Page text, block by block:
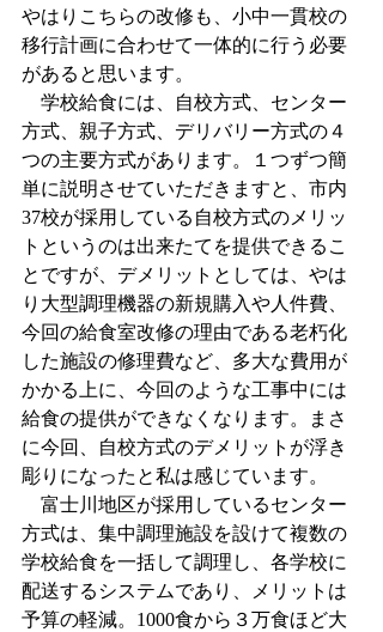
やはりこちらの改修も、小中一貫校の
移行計画に合わせて一体的に行う必要
があると思います。
学校給食には、自校方式、センター
方式、親子方式、デリバリー方式の４
つの主要方式があります。１つずつ簡
単に説明させていただきますと、市内
37校が採用している自校方式のメリッ
トというのは出来たてを提供できるこ
とですが、デメリットとしては、やは
り大型調理機器の新規購入や人件費、
今回の給食室改修の理由である老朽化
した施設の修理費など、多大な費用が
かかる上に、今回のような工事中には
給食の提供ができなくなります。まさ
に今回、自校方式のデメリットが浮き
彫りになったと私は感じています。
富士川地区が採用しているセンター
方式は、集中調理施設を設けて複数の
学校給食を一括して調理し、各学校に
配送するシステムであり、メリットは
予算の軽減。1000食から３万食ほど大